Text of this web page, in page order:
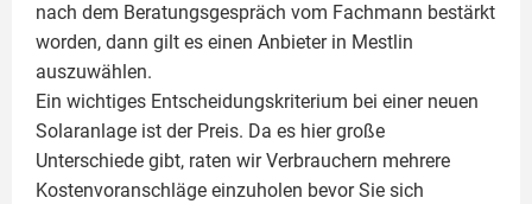
nach dem Beratungsgespräch vom Fachmann bestärkt
worden, dann gilt es einen Anbieter in Mestlin
auszuwählen.
Ein wichtiges Entscheidungskriterium bei einer neuen
Solaranlage ist der Preis. Da es hier große
Unterschiede gibt, raten wir Verbrauchern mehrere
Kostenvoranschläge einzuholen bevor Sie sich